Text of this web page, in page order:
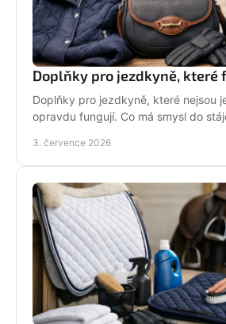
Doplňky pro jezdkyně, které
Doplňky pro jezdkyně, které nejsou
opravdu fungují. Co má smysl do
3. července 2026